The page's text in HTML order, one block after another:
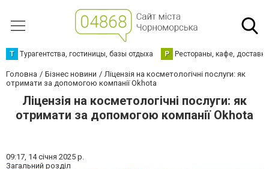
Т Турагентства, гостиницы, базы отдыха Р Рестораны, кафе,
Головна Бізнес новини
Ліцензія на косметологічні послуги: як
отримати за допомогою компанії Okhota
Ліцензія на косметологічні послуги: як
отримати за допомогою компанії Okhota
09:17, 14 січня 2025 р.
Загальний розділ